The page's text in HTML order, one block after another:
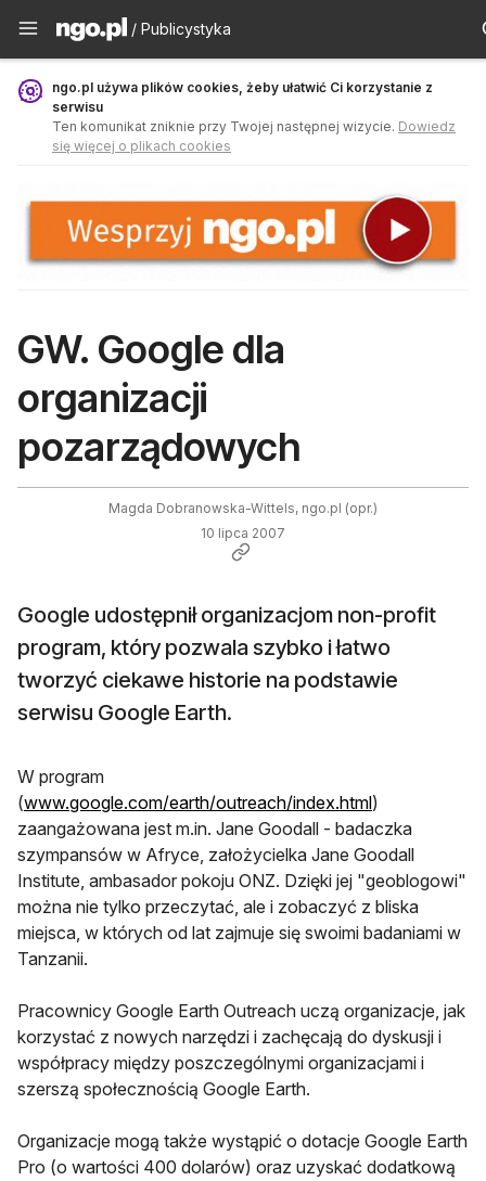
Publicystyka - ngo.pl
/ Publicystyka
ngo.pl używa plików cookies, żeby ułatwić Ci korzystanie z
serwisu
Ten komunikat zniknie przy Twojej następnej wizycie. Dowiedz
się więcej o plikach cookies
GW. Google dla
organizacji
pozarządowych
Magda Dobranowska-Wittels, ngo.pl (opr.)
10 lipca 2007
Google udostępnił organizacjom non-profit
program, który pozwala szybko i łatwo
tworzyć ciekawe historie na podstawie
serwisu Google Earth.
W program
(www.google.com/earth/outreach/index.html)
zaangażowana jest m.in. Jane Goodall - badaczka
szympansów w Afryce, założycielka Jane Goodall
Institute, ambasador pokoju ONZ. Dzięki jej "geoblogowi"
można nie tylko przeczytać, ale i zobaczyć z bliska
miejsca, w których od lat zajmuje się swoimi badaniami w
Tanzanii.
Pracownicy Google Earth Outreach uczą organizacje, jak
korzystać z nowych narzędzi i zachęcają do dyskusji i
współpracy między poszczególnymi organizacjami i
szerszą społecznością Google Earth.
Organizacje mogą także wystąpić o dotacje Google Earth
Pro (o wartości 400 dolarów) oraz uzyskać dodatkową